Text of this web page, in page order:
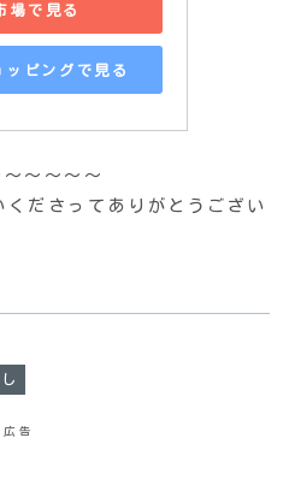
場で見る
ピングで見る
〜〜〜〜
ださってありがとうござい
広告